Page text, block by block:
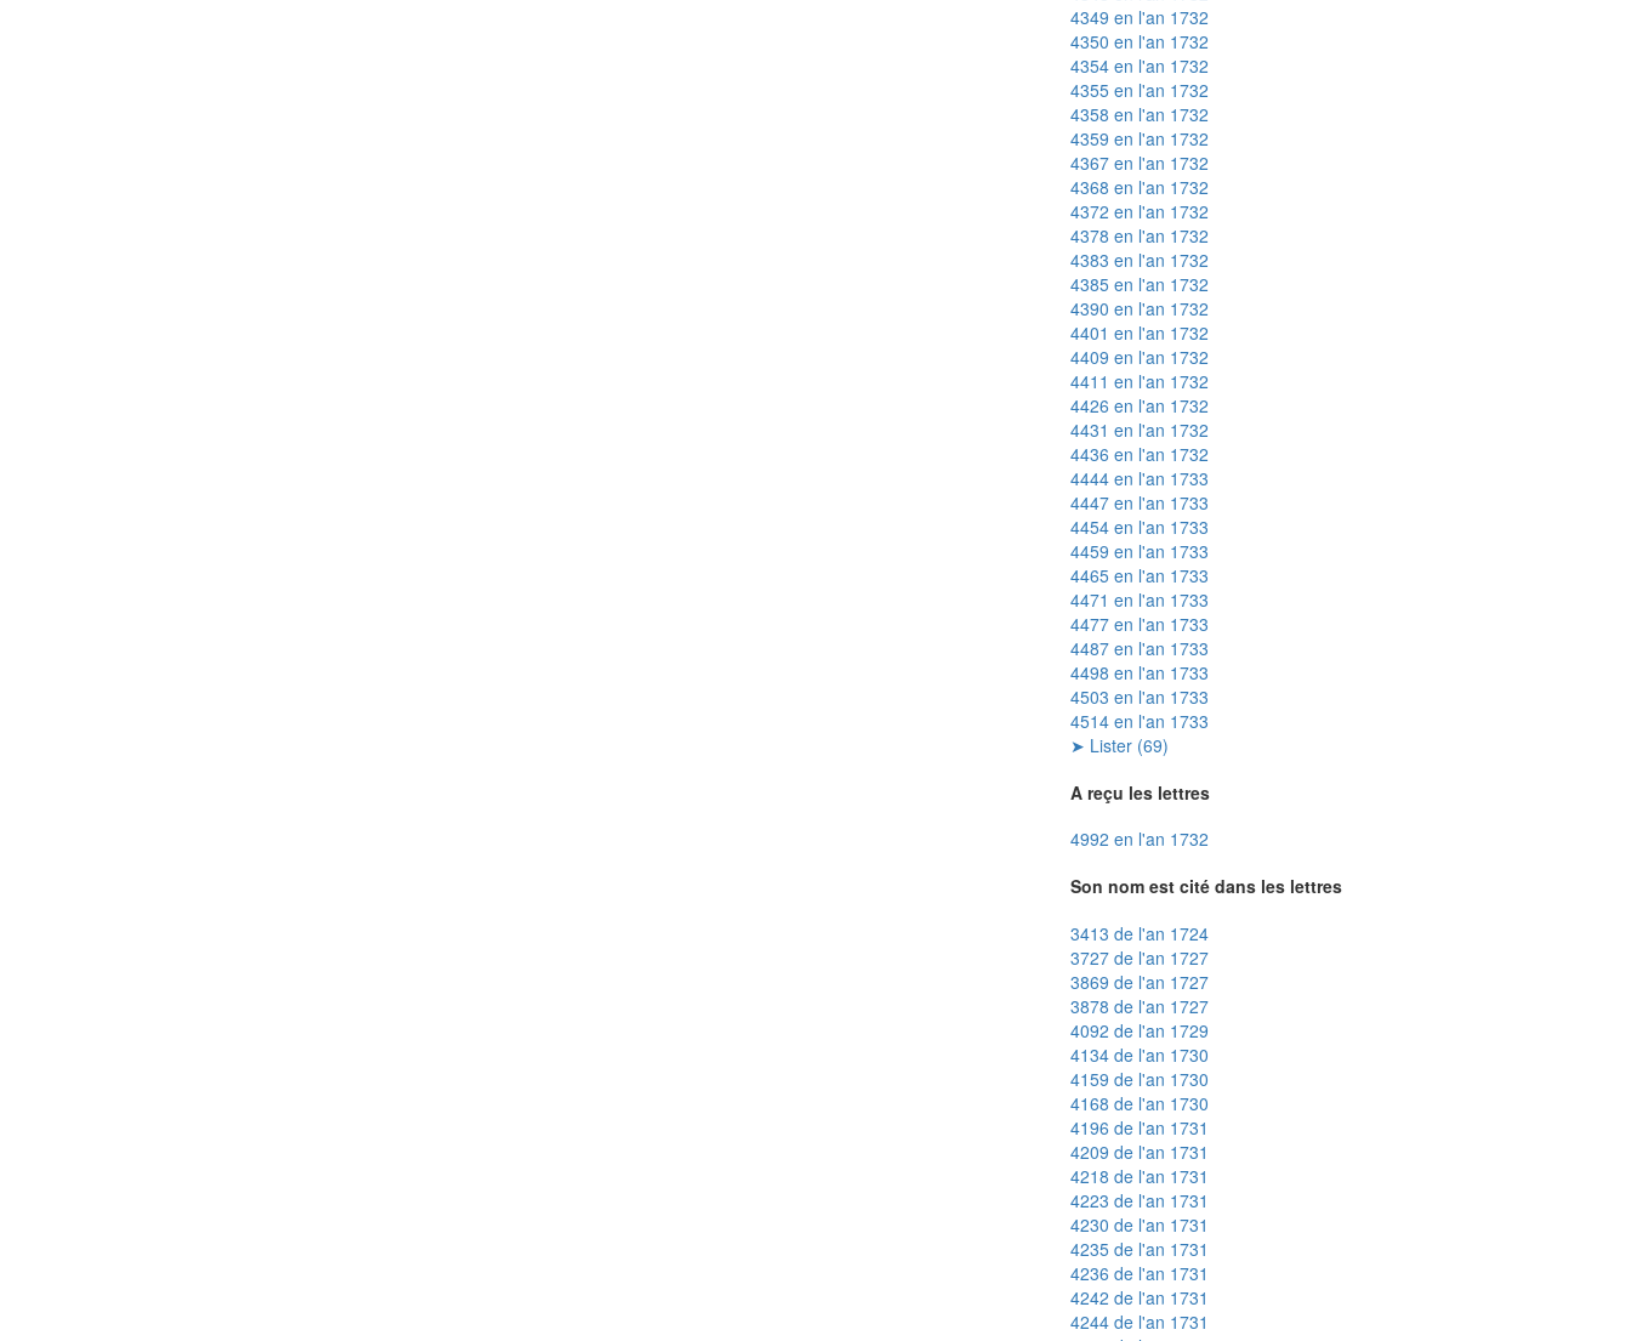
4349 en l'an 1732
4350 en l'an 1732
4354 en l'an 1732
4355 en l'an 1732
4358 en l'an 1732
4359 en l'an 1732
4367 en l'an 1732
4368 en l'an 1732
4372 en l'an 1732
4378 en l'an 1732
4383 en l'an 1732
4385 en l'an 1732
4390 en l'an 1732
4401 en l'an 1732
4409 en l'an 1732
4411 en l'an 1732
4426 en l'an 1732
4431 en l'an 1732
4436 en l'an 1732
4444 en l'an 1733
4447 en l'an 1733
4454 en l'an 1733
4459 en l'an 1733
4465 en l'an 1733
4471 en l'an 1733
4477 en l'an 1733
4487 en l'an 1733
4498 en l'an 1733
4503 en l'an 1733
4514 en l'an 1733
➤ Lister (69)
A reçu les lettres
4992 en l'an 1732
Son nom est cité dans les lettres
3413 de l'an 1724
3727 de l'an 1727
3869 de l'an 1727
3878 de l'an 1727
4092 de l'an 1729
4134 de l'an 1730
4159 de l'an 1730
4168 de l'an 1730
4196 de l'an 1731
4209 de l'an 1731
4218 de l'an 1731
4223 de l'an 1731
4230 de l'an 1731
4235 de l'an 1731
4236 de l'an 1731
4242 de l'an 1731
4244 de l'an 1731